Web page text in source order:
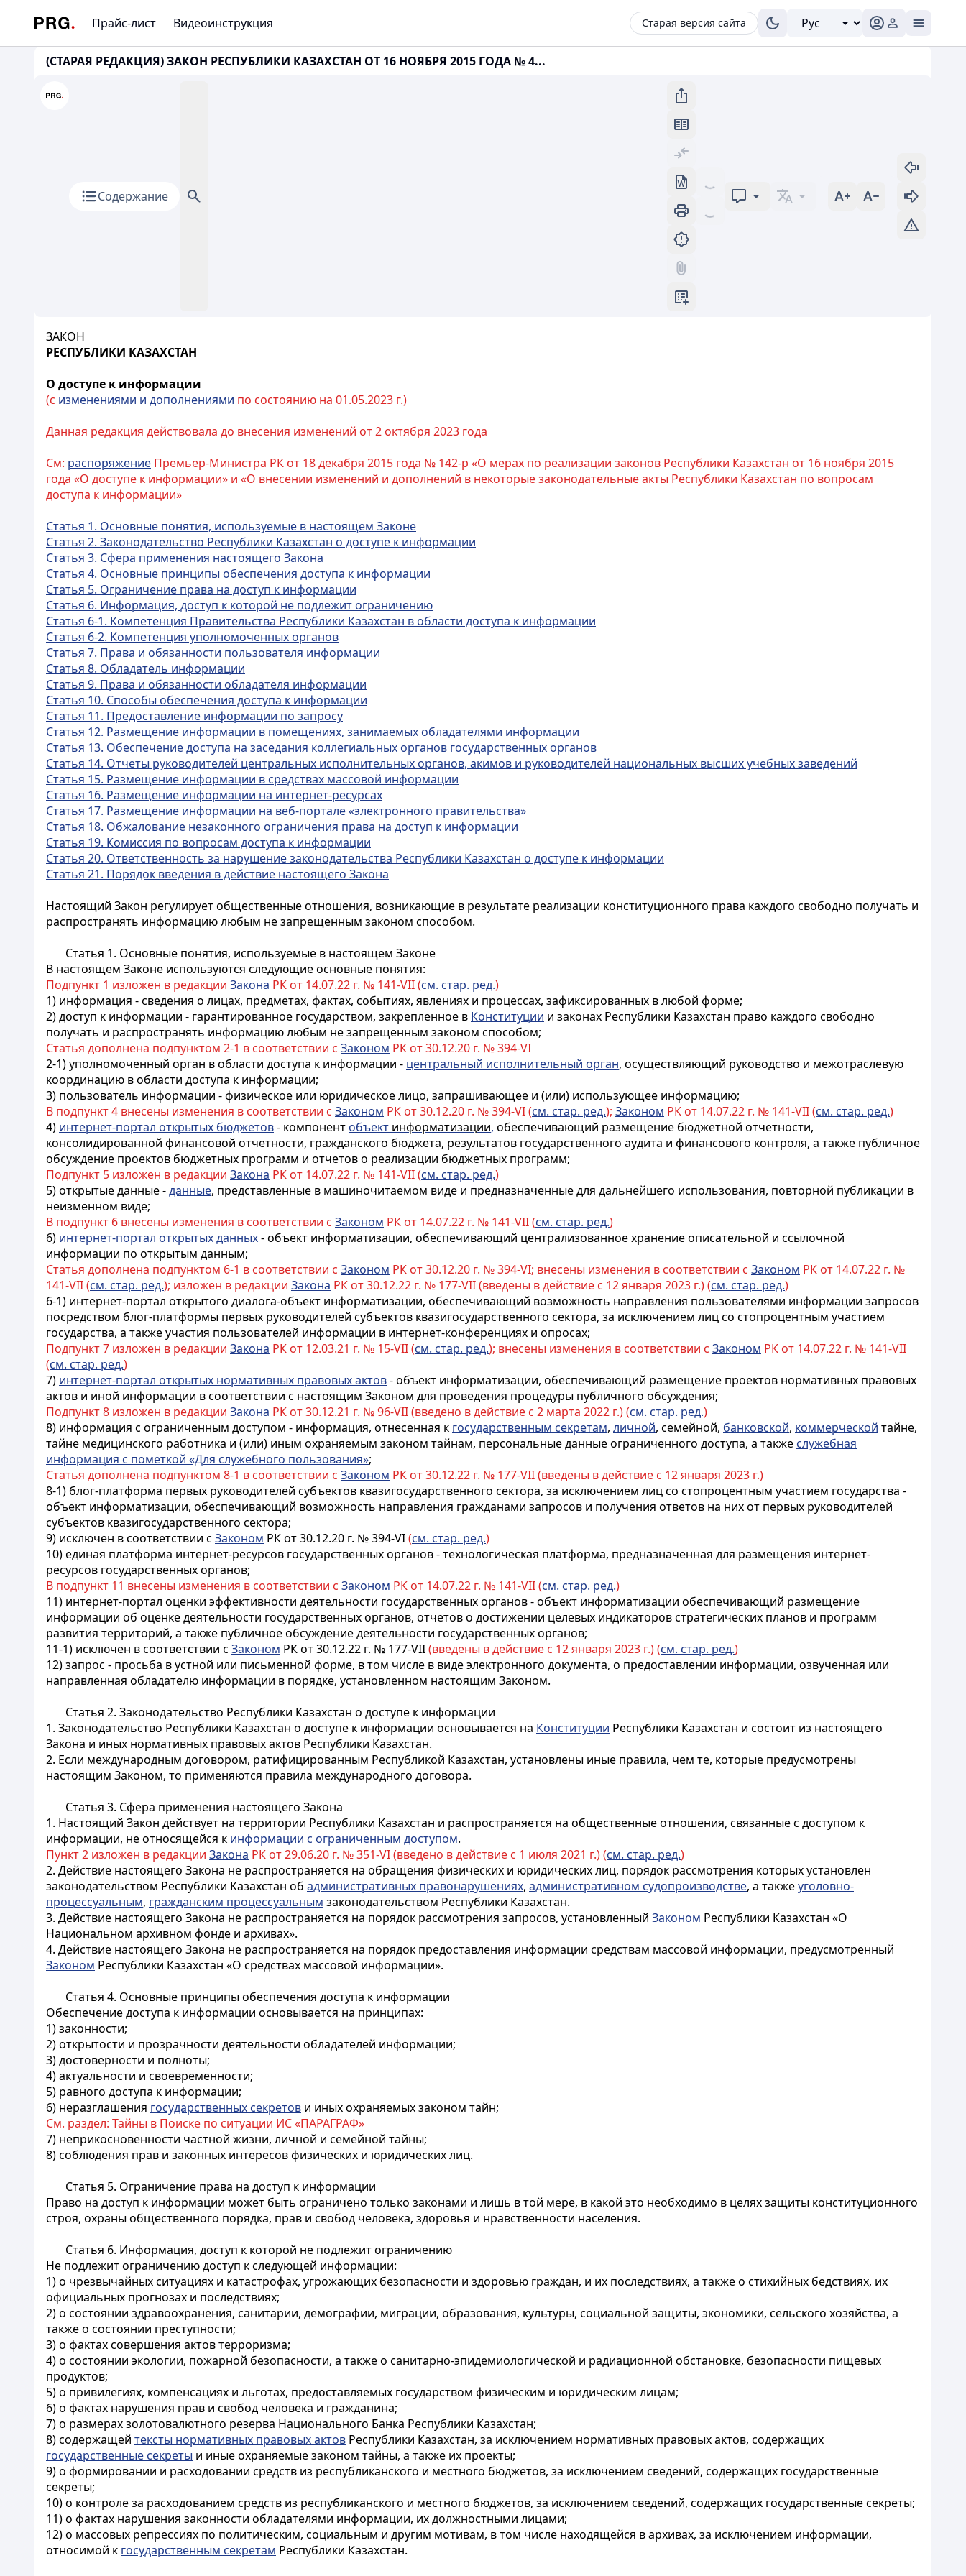
Прайс-лист Видеоинструкция Старая версия сайта
(СТАРАЯ РЕДАКЦИЯ) ЗАКОН РЕСПУБЛИКИ КАЗАХСТАН ОТ 16 НОЯБРЯ 2015 ГОДА № 4...
Содержание
ЗАКОН
РЕСПУБЛИКИ КАЗАХСТАН
О доступе к информации
(с изменениями и дополнениями по состоянию на 01.05.2023 г.)
Данная редакция действовала до внесения изменений от 2 октября 2023 года
См: распоряжение Премьер-Министра РК от 18 декабря 2015 года № 142-р «О мерах по реализации законов Республики Казахстан от 16 ноября 2015
года «О доступе к информации» и «О внесении изменений и дополнений в некоторые законодательные акты Республики Казахстан по вопросам
доступа к информации»
Статья 1. Основные понятия, используемые в настоящем Законе
Статья 2. Законодательство Республики Казахстан о доступе к информации
Статья 3. Сфера применения настоящего Закона
Статья 4. Основные принципы обеспечения доступа к информации
Статья 5. Ограничение права на доступ к информации
Статья 6. Информация, доступ к которой не подлежит ограничению
Статья 6-1. Компетенция Правительства Республики Казахстан в области доступа к информации
Статья 6-2. Компетенция уполномоченных органов
Статья 7. Права и обязанности пользователя информации
Статья 8. Обладатель информации
Статья 9. Права и обязанности обладателя информации
Статья 10. Способы обеспечения доступа к информации
Статья 11. Предоставление информации по запросу
Статья 12. Размещение информации в помещениях, занимаемых обладателями информации
Статья 13. Обеспечение доступа на заседания коллегиальных органов государственных органов
Статья 14. Отчеты руководителей центральных исполнительных органов, акимов и руководителей национальных высших учебных заведений
Статья 15. Размещение информации в средствах массовой информации
Статья 16. Размещение информации на интернет-ресурсах
Статья 17. Размещение информации на веб-портале «электронного правительства»
Статья 18. Обжалование незаконного ограничения права на доступ к информации
Статья 19. Комиссия по вопросам доступа к информации
Статья 20. Ответственность за нарушение законодательства Республики Казахстан о доступе к информации
Статья 21. Порядок введения в действие настоящего Закона
Настоящий Закон регулирует общественные отношения, возникающие в результате реализации конституционного права каждого свободно получать и
распространять информацию любым не запрещенным законом способом.
Статья 1. Основные понятия, используемые в настоящем Законе
В настоящем Законе используются следующие основные понятия:
Подпункт 1 изложен в редакции Закона РК от 14.07.22 г. № 141-VII (см. стар. ред.)
1) информация - сведения о лицах, предметах, фактах, событиях, явлениях и процессах, зафиксированных в любой форме;
2) доступ к информации - гарантированное государством, закрепленное в Конституции и законах Республики Казахстан право каждого свободно
получать и распространять информацию любым не запрещенным законом способом;
Статья дополнена подпунктом 2-1 в соответствии с Законом РК от 30.12.20 г. № 394-VI
2-1) уполномоченный орган в области доступа к информации - центральный исполнительный орган, осуществляющий руководство и межотраслевую
координацию в области доступа к информации;
3) пользователь информации - физическое или юридическое лицо, запрашивающее и (или) использующее информацию;
В подпункт 4 внесены изменения в соответствии с Законом РК от 30.12.20 г. № 394-VI (см. стар. ред.); Законом РК от 14.07.22 г. № 141-VII (см. стар. ред.)
4) интернет-портал открытых бюджетов- компонент объект информатизации, обеспечивающий размещение бюджетной отчетности,
консолидированной финансовой отчетности, гражданского бюджета, результатов государственного аудита и финансового контроля, а также публичное
обсуждение проектов бюджетных программ и отчетов о реализации бюджетных программ;
Подпункт 5 изложен в редакции Закона РК от 14.07.22 г. № 141-VII (см. стар. ред.)
5)открытые данные -данные, представленные в машиночитаемом виде и предназначенные для дальнейшего использования, повторной публикации в
неизменном виде;
В подпункт 6 внесены изменения в соответствии с Законом РК от 14.07.22 г. № 141-VII (см. стар. ред.)
6) интернет-портал открытых данных-объект информатизации, обеспечивающий централизованное хранение описательной и ссылочной
информации по открытым данным;
Статья дополнена подпунктом 6-1 в соответствии с Законом РК от 30.12.20 г. № 394-VI; внесены изменения в соответствии с Законом РК от 14.07.22 г. №
141-VII (см. стар. ред.); изложен в редакции Закона РК от 30.12.22 г. № 177-VII (введены в действие с 12 января 2023 г.) (см. стар. ред.)
6-1) интернет-портал открытого диалога-объект информатизации, обеспечивающий возможность направления пользователями информации запросов
посредством блог-платформы первых руководителей субъектов квазигосударственного сектора, за исключением лиц со стопроцентным участием
государства, а также участия пользователей информации в интернет-конференциях и опросах;
Подпункт 7 изложен в редакции Закона РК от 12.03.21 г. № 15-VII (см. стар. ред.); внесены изменения в соответствии с Законом РК от 14.07.22 г. № 141-VII
(см. стар. ред.)
7) интернет-портал открытых нормативных правовых актов- объект информатизации, обеспечивающий размещение проектов нормативных правовых
актов и иной информации в соответствии с настоящим Законом для проведения процедуры публичного обсуждения;
Подпункт 8 изложен в редакции Закона РК от 30.12.21 г. № 96-VII (введено в действие с 2 марта 2022 г.) (см. стар. ред.)
8) информация с ограниченным доступом - информация, отнесенная к государственным секретам, личной, семейной, банковской, коммерческой тайне,
тайне медицинского работника и (или) иным охраняемым законом тайнам, персональные данные ограниченного доступа, а также служебная
информация с пометкой «Для служебного пользования»;
Статья дополнена подпунктом 8-1 в соответствии с Законом РК от 30.12.22 г. № 177-VII (введены в действие с 12 января 2023 г.)
8-1) блог-платформа первых руководителей субъектов квазигосударственного сектора, за исключением лиц со стопроцентным участием государства -
объект информатизации, обеспечивающий возможность направления гражданами запросов и получения ответов на них от первых руководителей
субъектов квазигосударственного сектора;
9) исключен в соответствии с Законом РК от 30.12.20 г. № 394-VI(см. стар. ред.)
10) единая платформа интернет-ресурсов государственных органов - технологическая платформа, предназначенная для размещения интернет-
ресурсов государственных органов;
В подпункт 11 внесены изменения в соответствии с Законом РК от 14.07.22 г. № 141-VII (см. стар. ред.)
11) интернет-портал оценки эффективности деятельности государственных органов -объект информатизации обеспечивающий размещение
информации об оценке деятельности государственных органов, отчетов о достижении целевых индикаторов стратегических планов и программ
развития территорий, а также публичное обсуждение деятельности государственных органов;
11-1) исключен в соответствии с Законом РК от 30.12.22 г. № 177-VII(введены в действие с 12 января 2023 г.) (см. стар. ред.)
12) запрос - просьба в устной или письменной форме, в том числе в виде электронного документа, о предоставлении информации, озвученная или
направленная обладателю информации в порядке, установленном настоящим Законом.
Статья 2. Законодательство Республики Казахстан о доступе к информации
1. Законодательство Республики Казахстан о доступе к информации основывается на Конституции Республики Казахстан и состоит из настоящего
Закона и иных нормативных правовых актов Республики Казахстан.
2. Если международным договором, ратифицированным Республикой Казахстан, установлены иные правила, чем те, которые предусмотрены
настоящим Законом, то применяются правила международного договора.
Статья 3. Сфера применения настоящего Закона
1. Настоящий Закон действует на территории Республики Казахстан и распространяется на общественные отношения, связанные с доступом к
информации, не относящейся к информации с ограниченным доступом.
Пункт 2 изложен в редакции Закона РК от 29.06.20 г. № 351-VI (введено в действие с 1 июля 2021 г.) (см. стар. ред.)
2. Действие настоящего Закона не распространяется на обращения физических и юридических лиц, порядок рассмотрения которых установлен
законодательством Республики Казахстан об административных правонарушениях, административном судопроизводстве, а такжеуголовно-
процессуальным, гражданским процессуальным законодательством Республики Казахстан.
3. Действие настоящего Закона не распространяется на порядок рассмотрения запросов, установленный Законом Республики Казахстан «О
Национальном архивном фонде и архивах».
4. Действие настоящего Закона не распространяется на порядок предоставления информации средствам массовой информации, предусмотренный
Законом Республики Казахстан «О средствах массовой информации».
Статья 4. Основные принципы обеспечения доступа к информации
Обеспечение доступа к информации основывается на принципах:
1) законности;
2) открытости и прозрачности деятельности обладателей информации;
3) достоверности и полноты;
4) актуальности и своевременности;
5) равного доступа к информации;
6) неразглашения государственных секретов и иных охраняемых законом тайн;
См. раздел: Тайны в Поиске по ситуации ИС «ПАРАГРАФ»
7) неприкосновенности частной жизни, личной и семейной тайны;
8) соблюдения прав и законных интересов физических и юридических лиц.
Статья 5. Ограничение права на доступ к информации
Право на доступ к информации может быть ограничено только законами и лишь в той мере, в какой это необходимо в целях защиты конституционного
строя, охраны общественного порядка, прав и свобод человека, здоровья и нравственности населения.
Статья 6. Информация, доступ к которой не подлежит ограничению
Не подлежит ограничению доступ к следующей информации:
1) о чрезвычайных ситуациях и катастрофах, угрожающих безопасности и здоровью граждан, и их последствиях, а также о стихийных бедствиях, их
официальных прогнозах и последствиях;
2) о состоянии здравоохранения, санитарии, демографии, миграции, образования, культуры, социальной защиты, экономики, сельского хозяйства, а
также о состоянии преступности;
3) о фактах совершения актов терроризма;
4) о состоянии экологии, пожарной безопасности, а также о санитарно-эпидемиологической и радиационной обстановке, безопасности пищевых
продуктов;
5) о привилегиях, компенсациях и льготах, предоставляемых государством физическим и юридическим лицам;
6) о фактах нарушения прав и свобод человека и гражданина;
7) о размерах золотовалютного резерва Национального Банка Республики Казахстан;
8) содержащей тексты нормативных правовых актов Республики Казахстан, за исключением нормативных правовых актов, содержащих
государственные секреты и иные охраняемые законом тайны, а также их проекты;
9) о формировании и расходовании средств из республиканского и местного бюджетов, за исключением сведений, содержащих государственные
секреты;
10) о контроле за расходованием средств из республиканского и местного бюджетов, за исключением сведений, содержащих государственные секреты;
11) о фактах нарушения законности обладателями информации, их должностными лицами;
12) о массовых репрессиях по политическим, социальным и другим мотивам, в том числе находящейся в архивах, за исключением информации,
относимой к государственным секретам Республики Казахстан.